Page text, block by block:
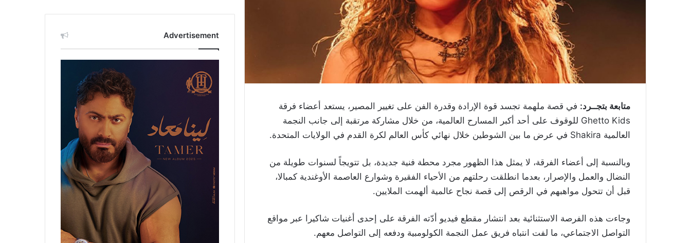
متابعة بتجــرد: في قصة ملهمة تجسد قوة الإرادة وقدرة الفن على تغيير المصير، يستعد أعضاء فرقة
Ghetto Kids للوقوف على أحد أكبر المسارح العالمية، من خلال مشاركة مرتقبة إلى جانب النجمة
العالمية Shakira في عرض ما بين الشوطين خلال نهائي كأس العالم لكرة القدم في الولايات المتحدة.
وبالنسبة إلى أعضاء الفرقة، لا يمثل هذا الظهور مجرد محطة فنية جديدة، بل تتويجاً لسنوات طويلة من
النضال والعمل والإصرار، بعدما انطلقت رحلتهم من الأحياء الفقيرة وشوارع العاصمة الأوغندية كمبالا،
قبل أن تتحول مواهبهم في الرقص إلى قصة نجاح عالمية ألهمت الملايين.
وجاءت هذه الفرصة الاستثنائية بعد انتشار مقطع فيديو أدّته الفرقة على إحدى أغنيات شاكيرا عبر مواقع
التواصل الاجتماعي، ما لفت انتباه فريق عمل النجمة الكولومبية ودفعه إلى التواصل معهم.
Advertisement